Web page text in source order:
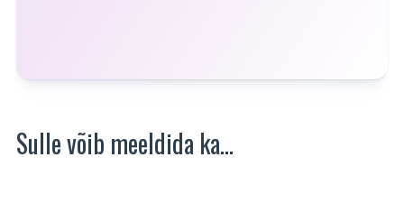
Sulle võib meeldida ka…